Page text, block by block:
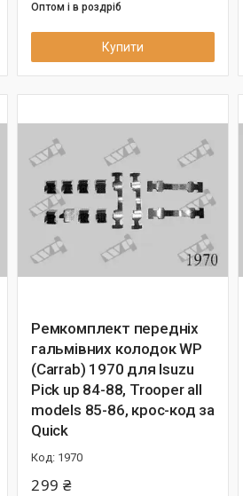
Оптом і в роздріб
Купити
Ремкомплект передніх
гальмівних колодок WP
(Carrab) 1970 для Isuzu
Pick up 84-88, Trooper all
models 85-86, крос-код за
Quick
1970
299 ₴